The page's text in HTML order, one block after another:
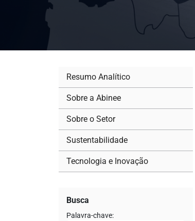
Resumo Analítico
Sobre a Abinee
Sobre o Setor
Sustentabilidade
Tecnologia e Inovação
Busca
Palavra-chave: